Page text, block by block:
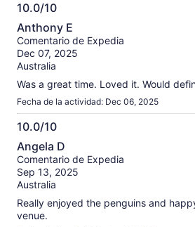
10.0/10
10.0
de
10
Anthony E
Comentario de Expedia
Dec 07, 2025
Australia
Was a great time. Loved it. Would
Fecha de la actividad: Dec 06, 2025
10.0/10
10.0
de
10
Angela D
Comentario de Expedia
Sep 13, 2025
Australia
Really enjoyed the penguins and
venue.